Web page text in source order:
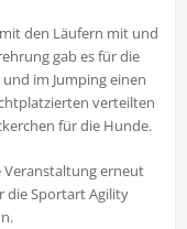
den Läufern mit und
gab es für die
im Jumping einen
verteilten
für die Hunde.
Veranstaltung erneut
die Sportart Agility